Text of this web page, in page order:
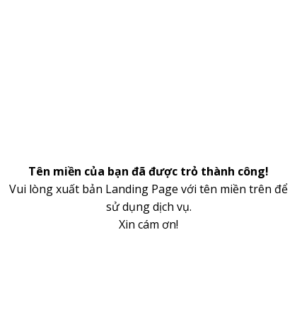
Tên miền của bạn đã được trỏ thành công!
Vui lòng xuất bản Landing Page với tên miền trên để
sử dụng dịch vụ.
Xin cám ơn!